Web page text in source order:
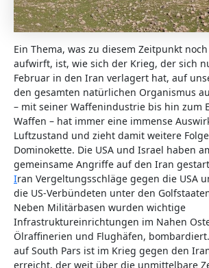
Ein Thema, was zu diesem Zeitpunkt
aufwirft, ist, wie sich der Krieg, der sich
Februar in den Iran verlagert hat, auf
den gesamten natürlichen Organismus
– mit seiner Waffenindustrie bis hin zum
Waffen – hat immer eine immense
Luftzustand und zieht damit weitere
Dominokette. Die USA und Israel haben
gemeinsame Angriffe auf den Iran
Iran Vergeltungsschläge gegen die USA
die US-Verbündeten unter den
Neben Militärbasen wurden wichtige
Infrastruktureinrichtungen im Nahen
Ölraffinerien und Flughäfen,
auf South Pars ist im Krieg gegen den
erreicht, der weit über die unmittelbare